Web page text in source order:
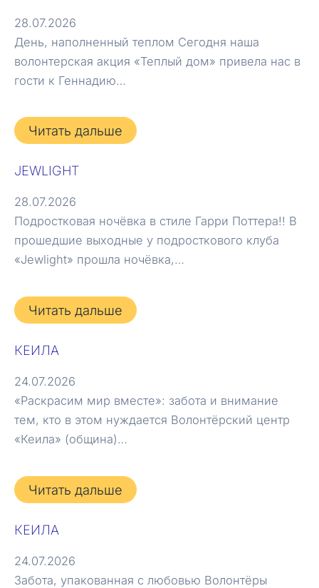
28.07.2026
День, наполненный теплом Сегодня наша
волонтерская акция «Теплый дом» привела нас в
гости к Геннадию…
Читать дальше
JEWLIGHT
28.07.2026
Подростковая ночёвка в стиле Гарри Поттера!! В
прошедшие выходные у подросткового клуба
«Jewlight» прошла ночёвка,…
Читать дальше
КЕИЛА
24.07.2026
«Раскрасим мир вместе»: забота и внимание
тем, кто в этом нуждается Волонтёрский центр
«Кеила» (община)…
Читать дальше
КЕИЛА
24.07.2026
Забота, упакованная с любовью Волонтёры